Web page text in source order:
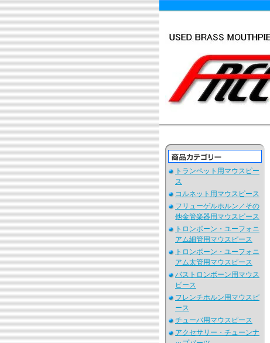
トランペット用マウスピー
ス
コルネット用マウスピース
フリューゲルホルン／その
他金管楽器用マウスピース
トロンボーン・ユーフォニ
アム細管用マウスピース
トロンボーン・ユーフォニ
アム太管用マウスピース
バストロンボーン用マウス
ピース
フレンチホルン用マウスピ
ース
チューバ用マウスピース
アクセサリー・チューンナ